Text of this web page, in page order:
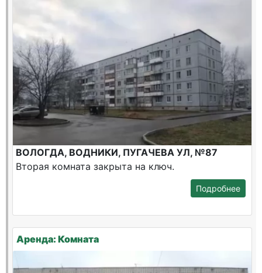
ВОЛОГДА, ВОДНИКИ, ПУГАЧЕВА УЛ, №87
Вторая комната закрыта на ключ.
Подробнее
Аренда: Комната